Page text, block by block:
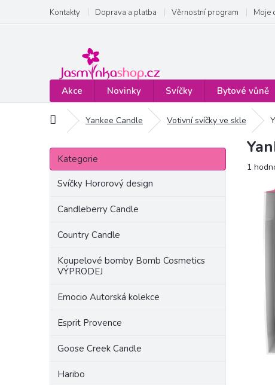
obsah
Kontakty Doprava a platba Věrnostní program Moje
Akce Novinky Svíčky Bytové vůně
Domů Yankee Candle Votivní svíčky ve skle
P
s
Přeskočit
kategorie
Kategorie
Svíčky Hororový design
Candleberry Candle
Country Candle
Koupelové bomby Bomb Cosmetics
VÝPRODEJ
Emocio Autorská kolekce
Esprit Provence
Goose Creek Candle
Haribo
1